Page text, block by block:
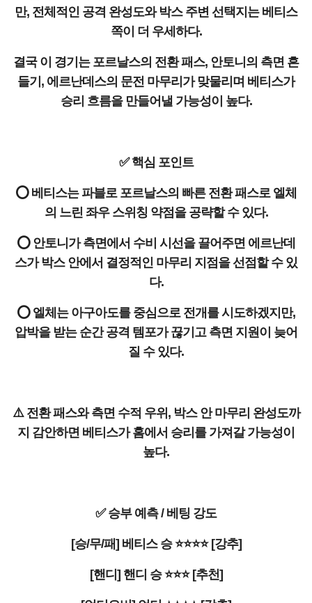
만, 전체적인 공격 완성도와 박스 주변 선택지는 베티스
쪽이 더 우세하다.
결국 이 경기는 포르날스의 전환 패스, 안토니의 측면 흔
들기, 에르난데스의 문전 마무리가 맞물리며 베티스가
승리 흐름을 만들어낼 가능성이 높다.
✅ 핵심 포인트
⭕ 베티스는 파블로 포르날스의 빠른 전환 패스로 엘체
의 느린 좌우 스위칭 약점을 공략할 수 있다.
⭕ 안토니가 측면에서 수비 시선을 끌어주면 에르난데
스가 박스 안에서 결정적인 마무리 지점을 선점할 수 있
다.
⭕ 엘체는 아구아도를 중심으로 전개를 시도하겠지만,
압박을 받는 순간 공격 템포가 끊기고 측면 지원이 늦어
질 수 있다.
⚠️ 전환 패스와 측면 수적 우위, 박스 안 마무리 완성도까
지 감안하면 베티스가 홈에서 승리를 가져갈 가능성이
높다.
✅ 승부 예측 / 베팅 강도
[승/무/패] 베티스 승 ⭐⭐⭐⭐ [강추]
[핸디] 핸디 승 ⭐⭐⭐ [추천]